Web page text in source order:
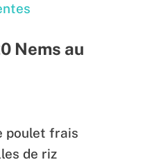
Nems au
poulet frais
de riz